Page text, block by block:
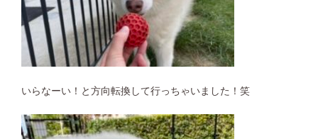
いらなーい！と方向転換して行っちゃいました！笑